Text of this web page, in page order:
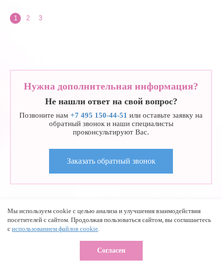
1 2 3
Нужна дополнительная информация?
Не нашли ответ на свой вопрос?
Позвоните нам +7 495 150-44-51 или оставьте заявку на
обратный звонок и наши специалисты
проконсультируют Вас.
Заказать обратный звонок
Центр оперативной гинекологии
Лечение выпадения и опущения матки
Мы используем cookie с целью анализа и улучшения взаимодействия
посетителей с сайтом. Продолжая пользоваться сайтом, вы соглашаетесь
с использованием файлов cookie.
Согласен